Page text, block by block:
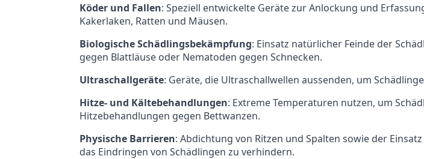
Köder und Fallen: Speziell entwickelte Geräte zur Anlockung und
Kakerlaken, Ratten und Mäusen.
Biologische Schädlingsbekämpfung: Einsatz natürlicher Feinde der
gegen Blattläuse oder Nematoden gegen Schnecken.
Ultraschallgeräte: Geräte, die Ultraschallwellen aussenden, um
Hitze- und Kältebehandlungen: Extreme Temperaturen nutzen, um
Hitzebehandlungen gegen Bettwanzen.
Physische Barrieren: Abdichtung von Ritzen und Spalten sowie der
das Eindringen von Schädlingen zu verhindern.